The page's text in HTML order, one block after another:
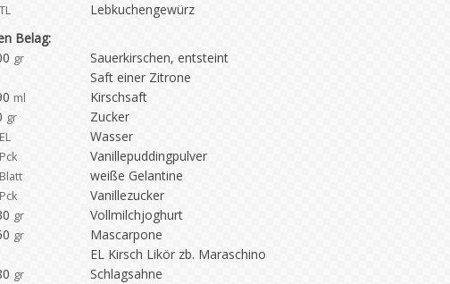
TL
Lebkuchengewürz
Belag:
gr
Sauerkirschen, entsteint
Saft einer Zitrone
ml
Kirschsaft
gr
Zucker
EL
Wasser
Pck
Vanillepuddingpulver
Blatt
weiße Gelantine
Pck
Vanillezucker
gr
Vollmilchjoghurt
gr
Mascarpone
EL Kirsch Likör zb. Maraschino
gr
Schlagsahne